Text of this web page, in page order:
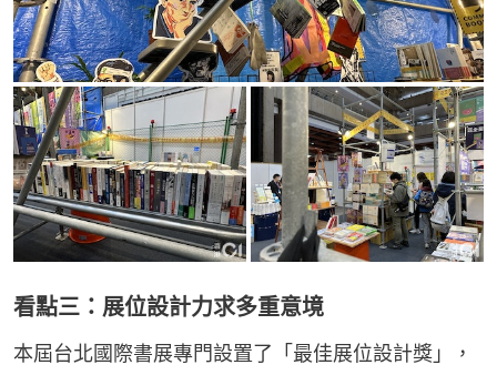
看點三：展位設計力求多重意境
本屆台北國際書展專門設置了「最佳展位設計獎」，